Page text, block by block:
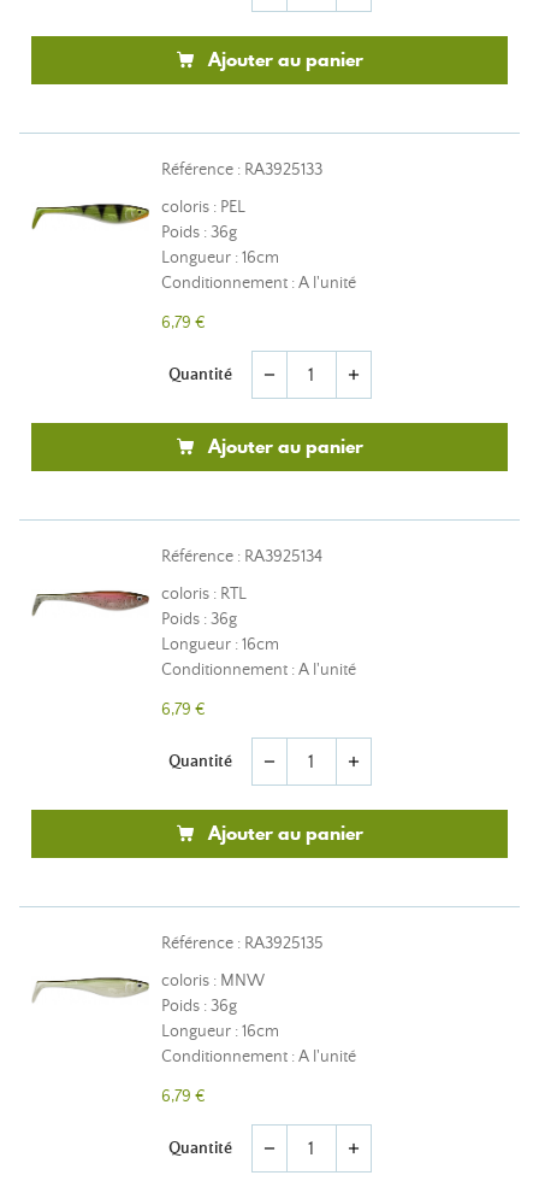
Ajouter au panier
Référence : RA3925133
coloris : PEL
Poids : 36g
Longueur : 16cm
Conditionnement : A l'unité
6,79 €
Quantité remove add
Ajouter au panier
Référence : RA3925134
coloris : RTL
Poids : 36g
Longueur : 16cm
Conditionnement : A l'unité
6,79 €
Quantité remove add
Ajouter au panier
Référence : RA3925135
coloris : MNW
Poids : 36g
Longueur : 16cm
Conditionnement : A l'unité
6,79 €
Quantité remove add